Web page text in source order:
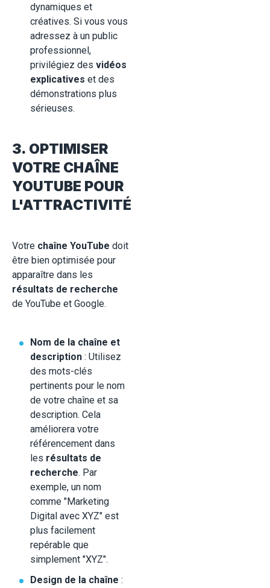
dynamiques et
créatives. Si vous vous
adressez à un public
professionnel,
privilégiez des vidéos
explicatives et des
démonstrations plus
sérieuses.
3. OPTIMISER
VOTRE CHAÎNE
YOUTUBE POUR
L'ATTRACTIVITÉ
Votre chaîne YouTube doit
être bien optimisée pour
apparaître dans les
résultats de recherche
de YouTube et Google.
Nom de la chaîne et
description : Utilisez
des mots-clés
pertinents pour le nom
de votre chaîne et sa
description. Cela
améliorera votre
référencement dans
les résultats de
recherche. Par
exemple, un nom
comme "Marketing
Digital avec XYZ" est
plus facilement
repérable que
simplement "XYZ".
Design de la chaîne :